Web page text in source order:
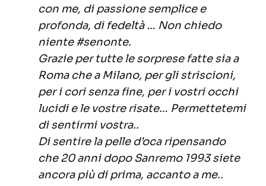
con me, di passione semplice e
profonda, di fedeltà … Non chiedo
niente #senonte.
Grazie per tutte le sorprese fatte sia a
Roma che a Milano, per gli striscioni,
per i cori senza fine, per i vostri occhi
lucidi e le vostre risate… Permettetemi
di sentirmi vostra..
Di sentire la pelle d’oca ripensando
che 20 anni dopo Sanremo 1993 siete
ancora più di prima, accanto a me..